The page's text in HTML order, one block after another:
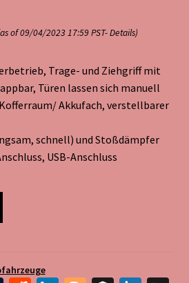
of 09/04/2023 17:59 PST-Details)
Trage- und Ziehgriff mit
Türen lassen sich manuell
Akkufach, verstellbarer
schnell) und Stoßdämpfer
USB-Anschluss